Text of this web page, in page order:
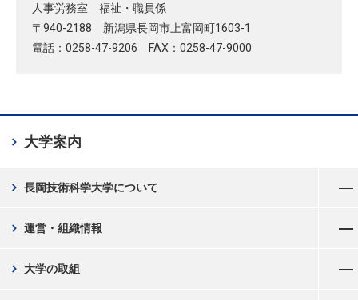
人事労務室 福祉・職員係
〒940-2188 新潟県長岡市上富岡町1603-1
電話：0258-47-9206 FAX：0258-47-9000
大学案内
chevron_right
長岡技術科学大学について
chevron_right
運営・組織情報
chevron_right
大学の取組
chevron_right